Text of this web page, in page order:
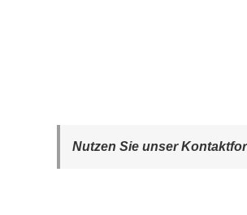
Nutzen Sie unser